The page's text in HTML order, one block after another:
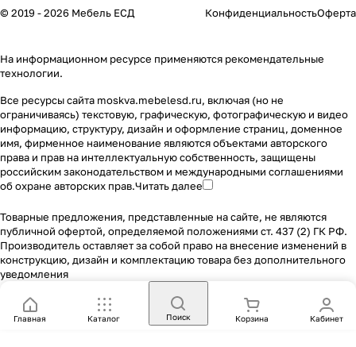
© 2019 - 2026 Мебель ЕСД КонфиденциальностьОферта
На информационном ресурсе применяются рекомендательные
технологии.
Все ресурсы сайта moskva.mebelesd.ru, включая (но не
ограничиваясь) текстовую, графическую, фотографическую и видео
информацию, структуру, дизайн и оформление страниц, доменное
имя, фирменное наименование являются объектами авторского
права и прав на интеллектуальную собственность, защищены
российским законодательством и международными соглашениями
об охране авторских прав.Читать далее
Товарные предложения, представленные на сайте, не являются
публичной офертой, определяемой положениями ст. 437 (2) ГК РФ.
Производитель оставляет за собой право на внесение изменений в
конструкцию, дизайн и комплектацию товара без дополнительного
уведомления
Главная Каталог Поиск Корзина Кабинет